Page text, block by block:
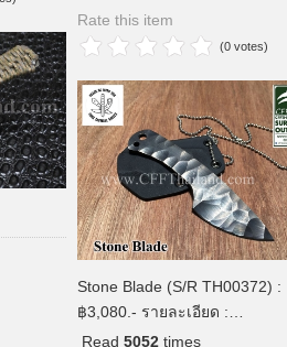
Rate this item
(0 votes)
Stone Blade (S/R TH00372) :
฿3,080.- รายละเอียด :…
Read 5052times